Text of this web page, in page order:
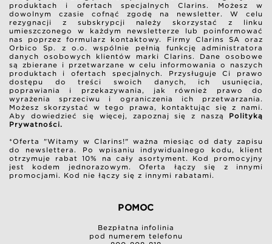
produktach i ofertach specjalnych Clarins. Możesz w
dowolnym czasie cofnąć zgodę na newsletter. W celu
rezygnacji z subskrypcji należy skorzystać z linku
umieszczonego w każdym newsletterze lub poinformować
nas poprzez formularz kontaktowy. Firmy Clarins SA oraz
Orbico Sp. z o.o. wspólnie pełnią funkcję administratora
danych osobowych klientów marki Clarins. Dane osobowe
są zbierane i przetwarzane w celu informowania o naszych
produktach i ofertach specjalnych. Przysługuje Ci prawo
dostępu do treści swoich danych, ich usunięcia,
poprawiania i przekazywania, jak również prawo do
wyrażenia sprzeciwu i ograniczenia ich przetwarzania.
Możesz skorzystać w tego prawa, kontaktując się z nami.
Aby dowiedzieć się więcej, zapoznaj się z naszą Polityką
Prywatności.
*Oferta "Witamy w Clarins!" ważna miesiąc od daty zapisu
do newslettera. Po wpisaniu indywidualnego kodu, klient
otrzymuje rabat 10% na cały asortyment. Kod promocyjny
jest kodem jednorazowym. Oferta łączy się z innymi
promocjami. Kod nie łączy się z innymi rabatami.
POMOC
Bezpłatna infolinia
pod numerem telefonu